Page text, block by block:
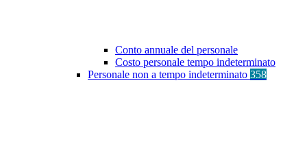
Conto annuale del personale
Costo personale tempo indeterminato
Personale non a tempo indeterminato 358